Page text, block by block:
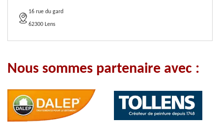
16 rue du gard
62300 Lens
Nous sommes partenaire avec :